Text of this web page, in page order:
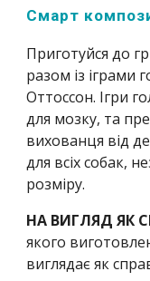
Смарт
Приготуйcя до
разом із іграми
Оттоссон. Ігри
для мозку, та
вихованця від
для всіх собак,
розміру.
НА ВИГЛЯД ЯК
якого
виглядає як